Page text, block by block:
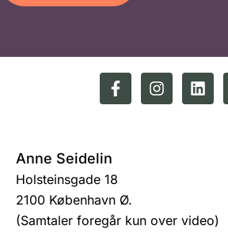
Anne Seidelin
Holsteinsgade 18
2100 København Ø.
(Samtaler foregår kun over video)